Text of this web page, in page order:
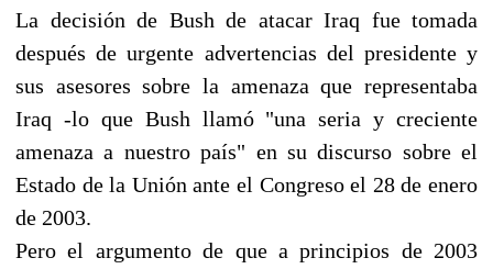
La decisión de Bush de atacar Iraq fue tomada
después de urgente advertencias del presidente y
sus asesores sobre la amenaza que representaba
Iraq -lo que Bush llamó "una seria y creciente
amenaza a nuestro país" en su discurso sobre el
Estado de la Unión ante el Congreso el 28 de enero
de 2003.
Pero el argumento de que a principios de 2003